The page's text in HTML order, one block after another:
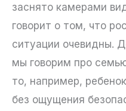
заснято камерами
говорит о том, что
ситуации очевидны.
мы говорим про
то, например,
без ощущения